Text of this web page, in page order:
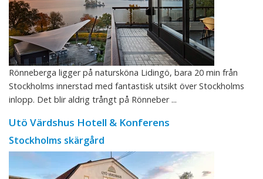
Rönneberga ligger på natursköna Lidingö, bara 20 min från
Stockholms innerstad med fantastisk utsikt över Stockholms
inlopp. Det blir aldrig trångt på Rönneber ...
Utö Värdshus Hotell & Konferens
Stockholms skärgård